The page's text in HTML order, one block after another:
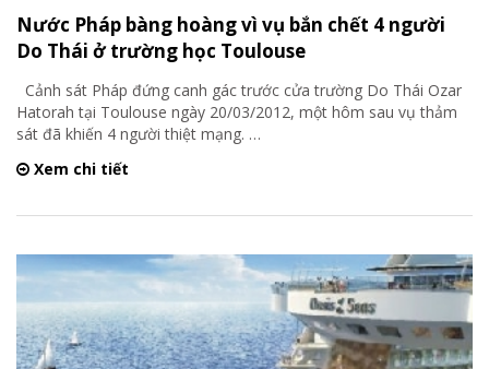
Nước Pháp bàng hoàng vì vụ bắn chết 4 người
Do Thái ở trường học Toulouse
Cảnh sát Pháp đứng canh gác trước cửa trường Do Thái Ozar
Hatorah tại Toulouse ngày 20/03/2012, một hôm sau vụ thảm
sát đã khiến 4 người thiệt mạng. …
Xem chi tiết